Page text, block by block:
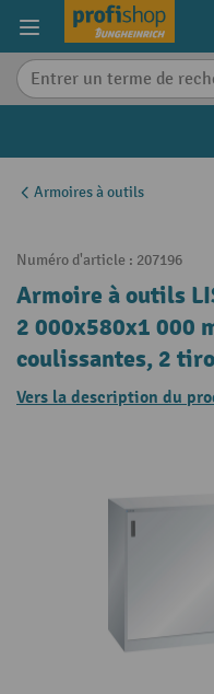
content
Armoires à outils
Numéro d'article : 207196
Armoire à outils
2 000x580x1 000
coulissantes, 2
Vers la description du